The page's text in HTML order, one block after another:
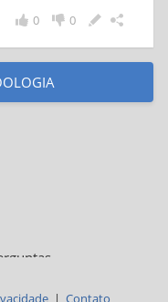
0
0
| Contato